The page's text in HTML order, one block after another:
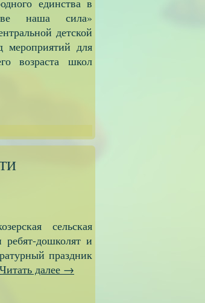
единства в
наша сила»
детской
мероприятий для
возраста школ
сельская
ребят-дошколят и
праздник
Читать далее →